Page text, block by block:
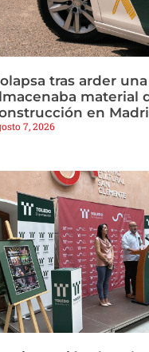
tras arder
material
en
7, 2026